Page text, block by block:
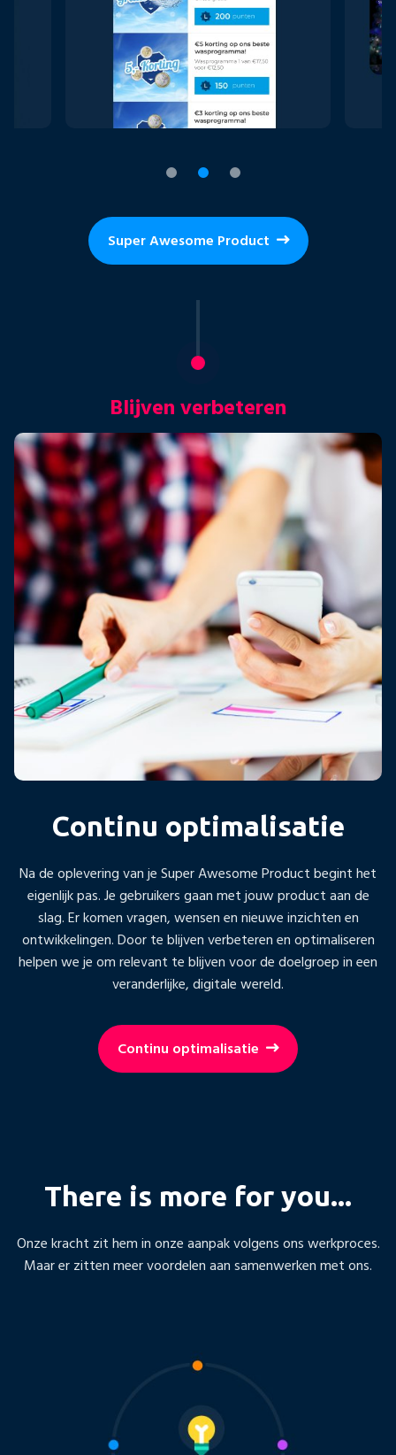
Super Awesome Product
Blijven verbeteren
Continu optimalisatie
Na de oplevering van je Super Awesome Product begint het
eigenlijk pas. Je gebruikers gaan met jouw product aan de
slag. Er komen vragen, wensen en nieuwe inzichten en
ontwikkelingen. Door te blijven verbeteren en optimaliseren
helpen we je om relevant te blijven voor de doelgroep in een
veranderlijke, digitale wereld.
Continu optimalisatie
There is more for you...
Onze kracht zit hem in onze aanpak volgens ons werkproces.
Maar er zitten meer voordelen aan samenwerken met ons.